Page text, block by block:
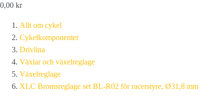
0,00 kr
Allt om cykel
Cykelkomponenter
Drivlina
Växlar och växelreglage
Växelreglage
XLC Bromsreglage set BL-R02 för racerstyre, Ø31,8 mm